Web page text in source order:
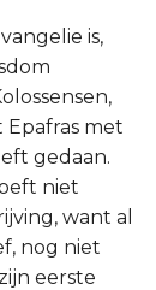
is,
met
gedaan.
niet
want al
nog niet
eerste